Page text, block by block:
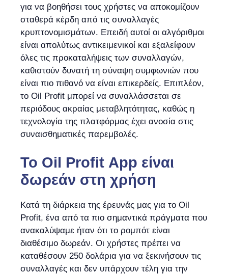
για να βοηθήσει τους χρήστες να αποκομίζουν
σταθερά κέρδη από τις συναλλαγές
κρυπτονομισμάτων. Επειδή αυτοί οι αλγόριθμοι
είναι απολύτως αντικειμενικοί και εξαλείφουν
όλες τις προκαταλήψεις των συναλλαγών,
καθιστούν δυνατή τη σύναψη συμφωνιών που
είναι πιο πιθανό να είναι επικερδείς. Επιπλέον,
το Oil Profit μπορεί να συναλλάσσεται σε
περιόδους ακραίας μεταβλητότητας, καθώς η
τεχνολογία της πλατφόρμας έχει ανοσία στις
συναισθηματικές παρεμβολές.
Το Oil Profit App είναι
δωρεάν στη χρήση
Κατά τη διάρκεια της έρευνάς μας για το Oil
Profit, ένα από τα πιο σημαντικά πράγματα που
ανακαλύψαμε ήταν ότι το ρομπότ είναι
διαθέσιμο δωρεάν. Οι χρήστες πρέπει να
καταθέσουν 250 δολάρια για να ξεκινήσουν τις
συναλλαγές και δεν υπάρχουν τέλη για την